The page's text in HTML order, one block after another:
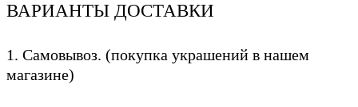
ВАРИАНТЫ ДОСТАВКИ
1. Самовывоз. (покупка украшений в нашем
магазине)